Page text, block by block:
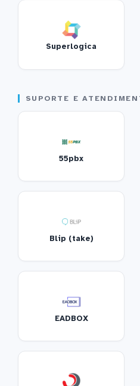
Superlogica
SUPORTE E
55pbx
Blip (take)
EADBOX